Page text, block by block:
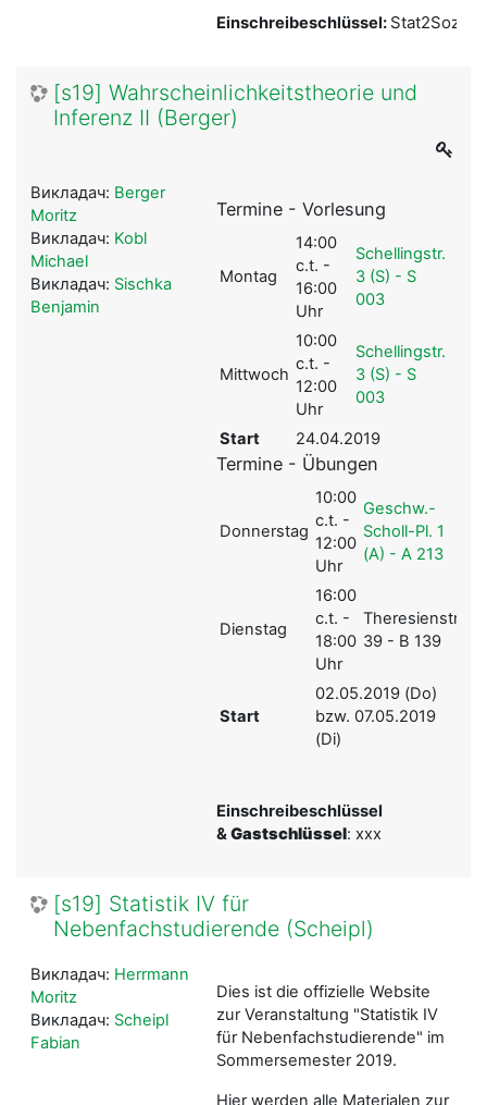
Einschreibeschlüssel: Stat2Soz19
[s19] Wahrscheinlichkeitstheorie und
Inferenz II (Berger)
Termine - Vorlesung
Montag
14:00
c.t. -
16:00
Uhr
Schellingstr.
3 (S) - S
003
Mittwoch
10:00
c.t. -
12:00
Uhr
Schellingstr.
3 (S) - S
003
Start 24.04.2019
Termine - Übungen
Donnerstag
10:00
c.t. -
12:00
Uhr
Geschw.-
Scholl-Pl. 1
(A) - A 213
Dienstag
16:00
c.t. -
18:00
Uhr
Theresienstr.
39 - B 139
Start
02.05.2019 (Do)
bzw. 07.05.2019
(Di)
Einschreibeschlüssel
&Gastschlüssel: xxx
Викладач: Berger
Moritz
Викладач: Kobl
Michael
Викладач: Sischka
Benjamin
[s19] Statistik IV für
Nebenfachstudierende (Scheipl)
Dies ist die offizielle Website
zur Veranstaltung "Statistik IV
für Nebenfachstudierende" im
Sommersemester 2019.
Hier werden alle Materialen zur
Викладач: Herrmann
Moritz
Викладач: Scheipl
Fabian